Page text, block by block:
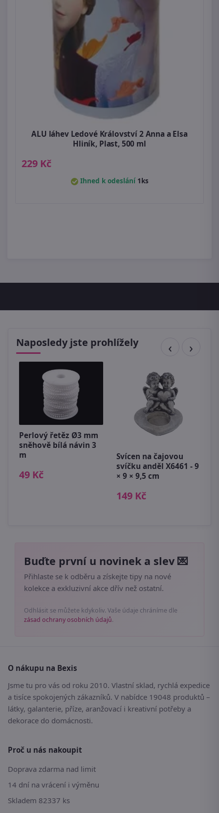
ALU láhev Ledové Království 2 Anna a Elsa
Hliník, Plast, 500 ml
229 Kč
Ihned k odeslání 1ks
Naposledy jste prohlížely
Perlový řetěz Ø3 mm
sněhově bílá návin 3
m
49 Kč
Svícen na čajovou
svíčku anděl X6461 - 9
× 9 × 9,5 cm
149 Kč
Buďte první u novinek a slev 💌
Přihlaste se k odběru a získejte tipy na nové
kolekce a exkluzivní akce dřív než ostatní.
Odhlásit se můžete kdykoliv. Vaše údaje chráníme dle
zásad ochrany osobních údajů.
O nákupu na Bexis
Jsme tu pro vás od roku 2010. Vlastní sklad, rychlá expedice
a tisíce spokojených zákazníků. V nabídce 19048 produktů –
látky, galanterie, příze, aranžovací i kreativní potřeby a
dekorace do domácnosti.
Proč u nás nakoupit
Doprava zdarma nad limit
14 dní na vrácení i výměnu
Skladem 82337 ks